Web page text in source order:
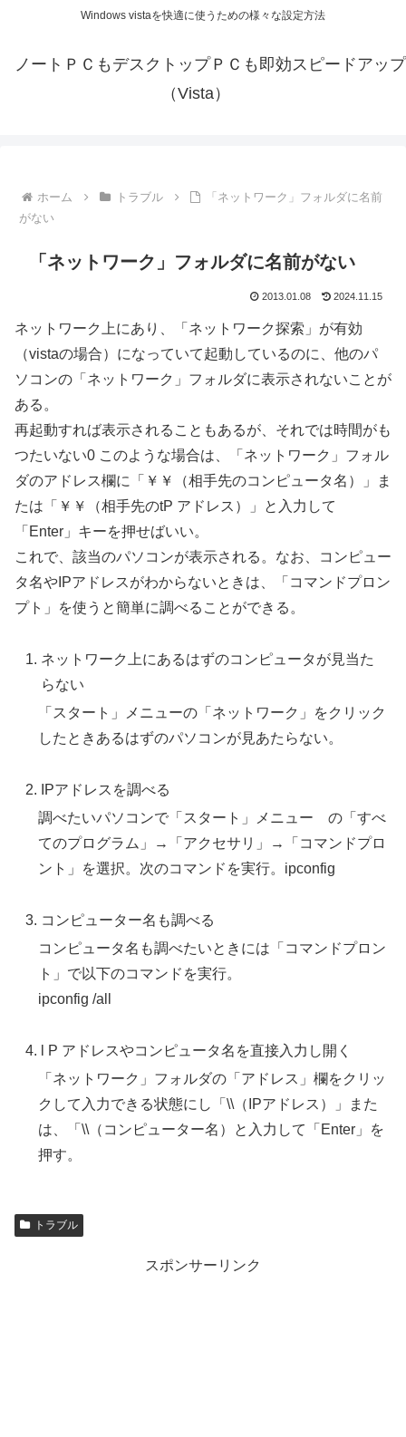
Windows vistaを快適に使うための様々な設定方法
ノートＰＣもデスクトップＰＣも即効スピードアップ
（Vista）
ホーム トラブル
「ネットワーク」フォルダに名前
がない
「ネットワーク」フォルダに名前がない
2013.01.08 2024.11.15
ネットワーク上にあり、「ネットワーク探索」が有効
（vistaの場合）になっていて起動しているのに、他のパ
ソコンの「ネットワーク」フォルダに表示されないことが
ある。
再起動すれば表示されることもあるが、それでは時間がも
つたいない0 このような場合は、「ネットワーク」フォル
ダのアドレス欄に「￥￥（相手先のコンピュータ名）」ま
たは「￥￥（相手先のtP アドレス）」と入力して
「Enter」キーを押せばいい。
これで、該当のパソコンが表示される。なお、コンピュー
タ名やIPアドレスがわからないときは、「コマンドプロン
プト」を使うと簡単に調べることができる。
ネットワーク上にあるはずのコンピュータが見当た
らない
「スタート」メニューの「ネットワーク」をクリック
したときあるはずのパソコンが見あたらない。
IPアドレスを調べる
調べたいパソコンで「スタート」メニュー の「すべ
てのプログラム」→「アクセサリ」→「コマンドプロ
ント」を選択。次のコマンドを実行。ipconfig
コンピューター名も調べる
コンピュータ名も調べたいときには「コマンドプロン
ト」で以下のコマンドを実行。
ipconfig /all
l P アドレスやコンピュータ名を直接入力し開く
「ネットワーク」フォルダの「アドレス」欄をクリッ
クして入力できる状態にし「\\（IPアドレス）」また
は、「\\（コンピューター名）と入力して「Enter」を
押す。
トラブル
スポンサーリンク